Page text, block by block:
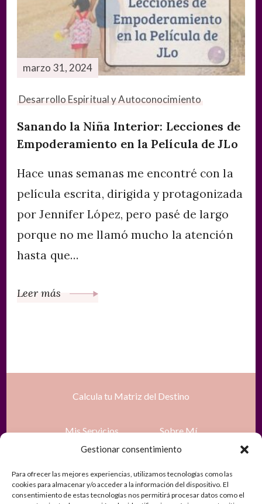
Gestionar consentimiento
Para ofrecer las mejores experiencias, utilizamos tecnologías como las
cookies para almacenar y/o acceder a la información del dispositivo. El
consentimiento de estas tecnologías nos permitirá procesar datos como el
marzo 31, 2024
Desarrollo Espiritual y Autoconocimiento
Sanando la Niña Interior: Lecciones de
Empoderamiento en la Película de JLo
Hace unas semanas me encontré con la
película escrita, dirigida y protagonizada
por Jennifer López, pero pasé de largo
porque no me llamó mucho la atención
hasta que…
Leer más
Calcula tu Matriz del Destino
Mis Servicios Sobre Mí
Contacto Política de Privacidad